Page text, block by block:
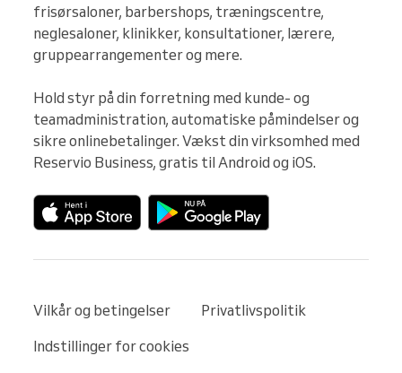
frisørsaloner, barbershops, træningscentre,
neglesaloner, klinikker, konsultationer, lærere,
gruppearrangementer og mere.
Hold styr på din forretning med kunde- og
teamadministration, automatiske påmindelser og
sikre onlinebetalinger. Vækst din virksomhed med
Reservio Business, gratis til Android og iOS.
Vilkår og betingelser
Privatlivspolitik
Indstillinger for cookies